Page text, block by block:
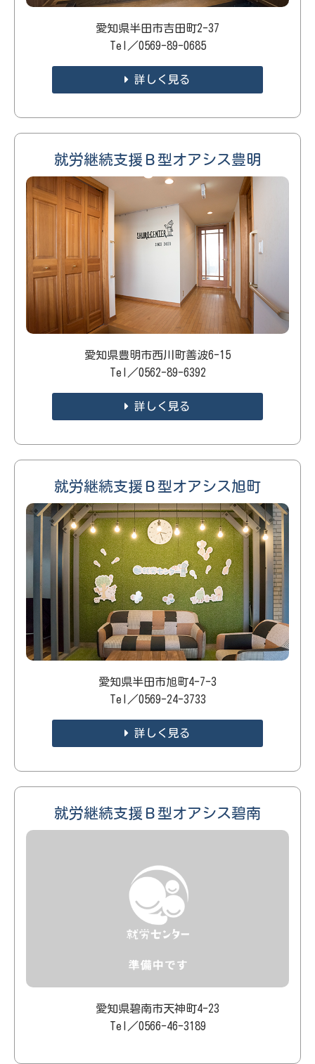
愛知県半田市吉田町2-37
Tel／0569-89-0685
詳しく見る
就労継続支援Ｂ型オアシス豊明
愛知県豊明市西川町善波6-15
Tel／0562-89-6392
詳しく見る
就労継続支援Ｂ型オアシス旭町
愛知県半田市旭町4-7-3
Tel／0569-24-3733
詳しく見る
就労継続支援Ｂ型オアシス碧南
愛知県碧南市天神町4-23
Tel／0566-46-3189